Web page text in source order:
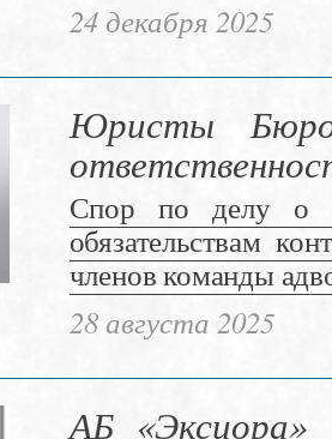
24 декабря 2025
Юристы Бюро
Спор по делу о
обязательствам
членов команды
28 августа 2025
АБ «Эксиора»